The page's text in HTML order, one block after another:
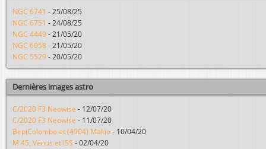
NGC 6741 - 25/08/25
NGC 6751 - 24/08/25
NGC 4449 - 21/05/20
NGC 6058 - 21/05/20
NGC 5529 - 20/05/20
Dernières images astro
C/2020 F3 Neowise - 12/07/20
C/2020 F3 Neowise - 11/07/20
BepiColombo et (4904) Makio - 10/04/20
M 45, Vénus et ISS - 02/04/20